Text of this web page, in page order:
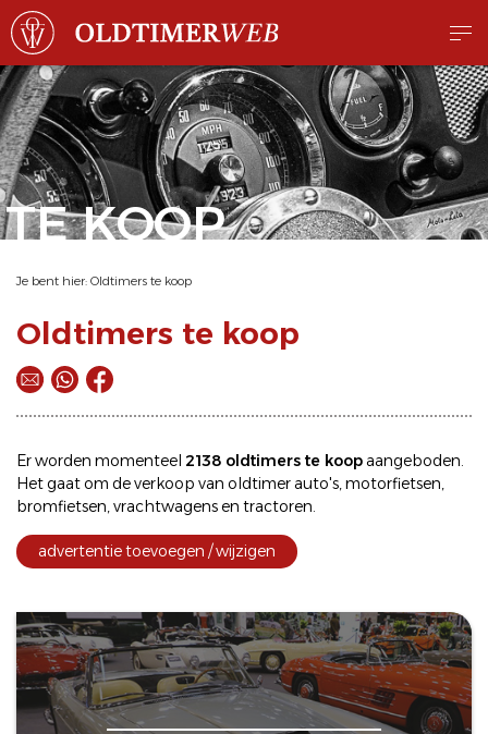
TE KOOP
Je bent hier: Oldtimers te koop
Oldtimers te koop
Er worden momenteel 2138 oldtimers te koopaangeboden.
Het gaat om deverkoop van oldtimerauto's,motorfietsen,
bromfietsen,vrachtwagens en tractoren.
advertentie toevoegen / wijzigen